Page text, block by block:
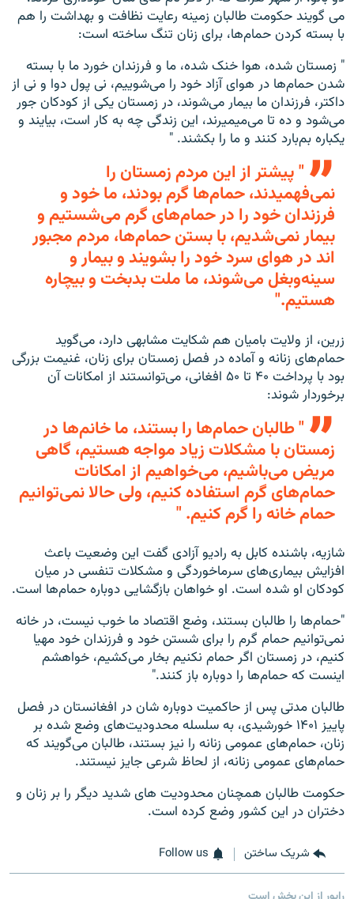
می گویند حکومت طالبان زمینه رعایت نظافت و بهداشت را هم
با بسته کردن حمام‌ها، برای زنان تنگ ساخته است:
" زمستان شده، هوا خنک شده، ما و فرزندان خورد ما با بسته
شدن حمام‌ها در هوای آزاد خود را می‌شوییم، نی پول دوا و نی از
داکتر، فرزندان ما بیمار می‌شوند، در زمستان یکی از کودکان جور
می‌شود و ده تا می‌میمیرند، این زندگی چه به کار است، بیایند و
یکباره بم‌بارد کنند و ما را بکشند. "
" پیشتر از این مردم زمستان را
نمی‌فهمیدند، حمام‌ها گرم بودند، ما خود و
فرزندان خود را در حمام‌های گرم می‌شستیم و
بیمار نمی‌شدیم، با بستن حمام‌ها، مردم مجبور
اند در هوای سرد خود را بشویند و بیمار و
سینه‌وبغل می‌شوند، ما ملت بدبخت و بیچاره
هستیم."
زرین، از ولایت بامیان هم شکایت مشابهی دارد، می‌گوید
حمام‌های زنانه و آماده در فصل زمستان برای زنان، غنیمت بزرگی
بود با پرداخت ۴۰ تا ۵۰ افغانی، می‌توانستند از امکانات آن
برخوردار شوند:
" طالبان حمام‌ها را بستند، ما خانم‌ها در
زمستان با مشکلات زیاد مواجه هستیم، گاهی
مریض می‌باشیم، می‌خواهیم از امکانات
حمام‌های گرم استفاده کنیم، ولی حالا نمی‌توانیم
حمام خانه را گرم کنیم. "
شازیه، باشنده کابل به رادیو آزادی گفت این وضعیت باعث
افزایش بیماری‌های سرماخوردگی و مشکلات تنفسی در میان
کودکان‌ او شده است. او خواهان بازگشایی دوباره حمام‌ها است.
"حمام‌ها را طالبان بستند، وضع اقتصاد ما خوب نیست، در خانه
نمی‌توانیم حمام گرم را برای شستن خود و فرزندان خود مهیا
کنیم، در زمستان اگر حمام نکنیم بخار می‌کشیم، خواهشم
اینست که حمام‌ها را دوباره باز کنند."
طالبان مدتی پس از حاکمیت دوباره شان در افغانستان در فصل
پاییز ۱۴۰۱ خورشیدی، به سلسله محدودیت‌های وضع شده بر
زنان، حمام‌های عمومی زنانه را نیز بستند، طالبان می‌گویند که
حمام‌های عمومی زنانه، از لحاظ شرعی جایز نیستند.
حکومت طالبان همچنان محدودیت های شدید دیگر را بر زنان و
دختران در این کشور وضع کرده است.
شریک ساختن Follow us